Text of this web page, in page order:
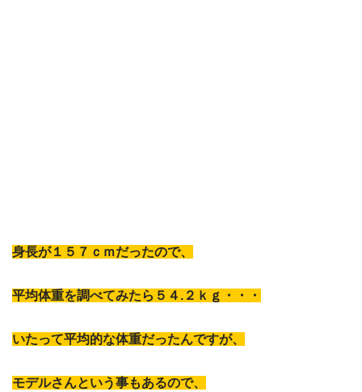
身長が１５７ｃｍだったので、
平均体重を調べてみたら５４.２ｋｇ・・・
いたって平均的な体重だったんですが、
モデルさんという事もあるので、